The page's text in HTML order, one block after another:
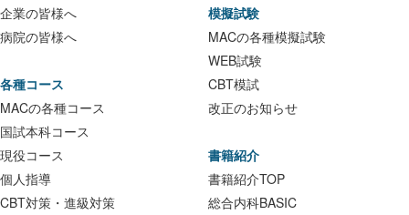
企業の皆様へ
病院の皆様へ
各種コース
MACの各種コース
国試本科コース
現役コース
個人指導
CBT対策・進級対策
模擬試験
MACの各種模擬試験
WEB試験
CBT模試
改正のお知らせ
書籍紹介
書籍紹介TOP
総合内科BASIC